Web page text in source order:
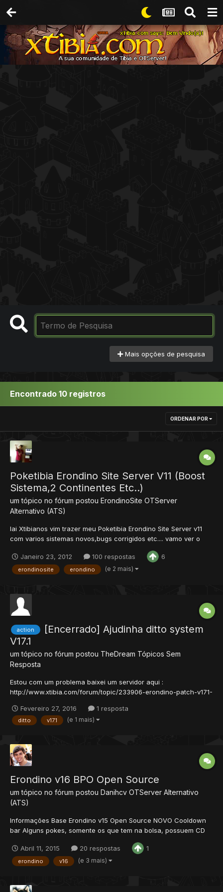
Mais opções de pesquisa
Encontrado 10 registros
ORDENAR POR
Poketibia Erondino Site Server V11 (Boost
Sistema,2 Continentes Etc..)
um tópico no fórum postou ErondinoSite OTServer
Alternativo (ATS)
Iai Xtibianos vim trazer meu Poketibia Erondino Site Server v11
com varios sistemas novos,bugs corrigidos etc.... vamo ver o
Colocado boost sistema (Boost sistema aumenta o ataque dos
pokemon pelos moves m1,m2,m3 etc.. n aumenta v...
Janeiro 23, 2012 100 respostas 6
erondinosite erondino (e 2 mais)
action
[Encerrado] Ajudinha ditto system
V17.1
um tópico no fórum postou TheDream Tópicos Sem
Resposta
Estou com um problema baixei um servidor aqui :
http://www.xtibia.com/forum/topic/233906-erondino-patch-v171-
o ditto vem as skills na move bar porem ele não solta as skills
sai somente a frase "m1" "m2" e quando ele volta pra ball...
Fevereiro 27, 2016 1 resposta
ditto v17.1 (e 1 mais)
Erondino v16 BPO Open Source
um tópico no fórum postou Danihcv OTServer Alternativo
(ATS)
Informações Base Erondino v15 Open Source NOVO Cooldown
bar Alguns pokes, somente os que tem na bolsa, possuem CD
Scans Server-part1 Server-part2 Créditos Dark Orochi Aberos
valakas - Pelo post...
Abril 11, 2015 20 respostas 1
erondino v16 (e 3 mais)